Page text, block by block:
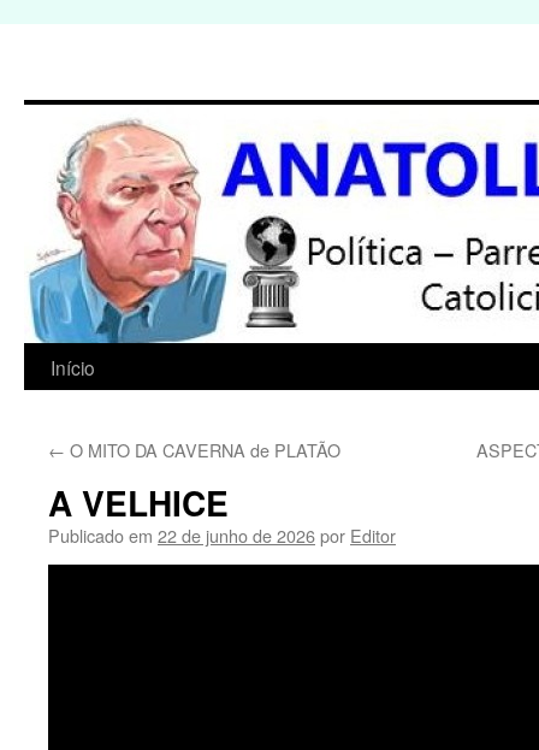
Pular
conteúdo
Início
← O MITO DA CAVERNA de PLATÃO
A VELHICE
Publicado em 22 de junho de 2026por Editor